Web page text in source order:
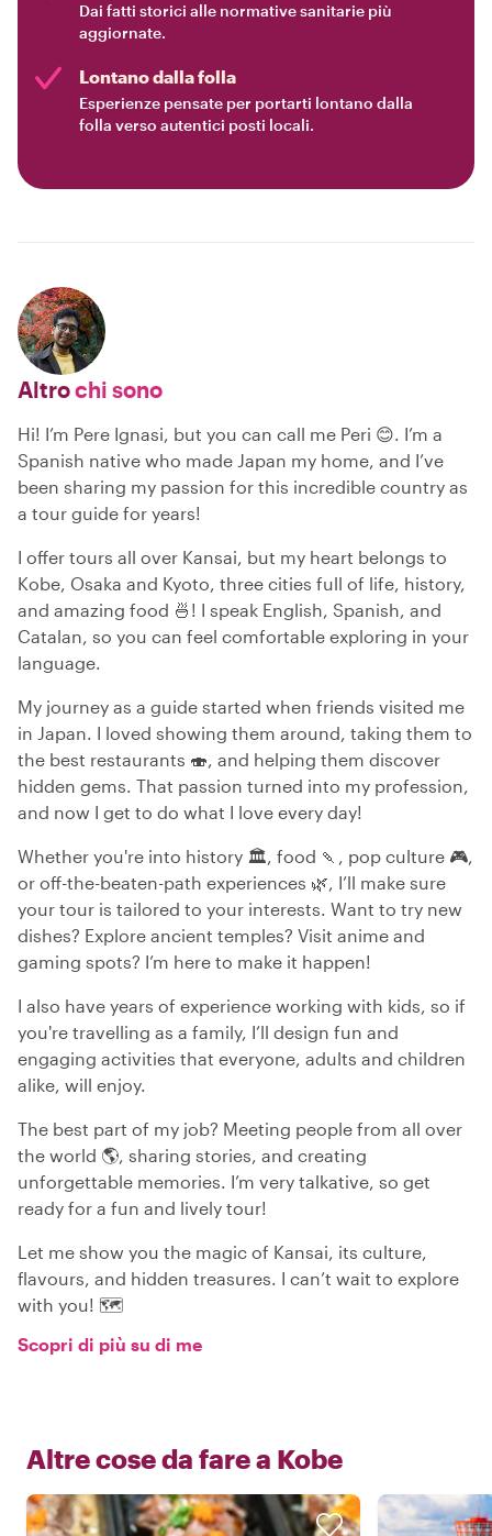
Dai fatti storici alle normative sanitarie più
aggiornate.
Lontano dalla folla
Esperienze pensate per portarti lontano dalla
folla verso autentici posti locali.
Altrochi sono
Hi! I’m Pere Ignasi, but you can call me Peri 😊. I’m a
Spanish native who made Japan my home, and I’ve
been sharing my passion for this incredible country as
a tour guide for years!
I offer tours all over Kansai, but my heart belongs to
Kobe, Osaka and Kyoto, three cities full of life, history,
and amazing food 🍜! I speak English, Spanish, and
Catalan, so you can feel comfortable exploring in your
language.
My journey as a guide started when friends visited me
in Japan. I loved showing them around, taking them to
the best restaurants 🍣, and helping them discover
hidden gems. That passion turned into my profession,
and now I get to do what I love every day!
Whether you're into history 🏛️, food 🍡, pop culture 🎮,
or off-the-beaten-path experiences 🌿, I’ll make sure
your tour is tailored to your interests. Want to try new
dishes? Explore ancient temples? Visit anime and
gaming spots? I’m here to make it happen!
I also have years of experience working with kids, so if
you're travelling as a family, I’ll design fun and
engaging activities that everyone, adults and children
alike, will enjoy.
The best part of my job? Meeting people from all over
the world 🌎, sharing stories, and creating
unforgettable memories. I’m very talkative, so get
ready for a fun and lively tour!
Let me show you the magic of Kansai, its culture,
flavours, and hidden treasures. I can’t wait to explore
with you! 🗺️
Scopri di più su di me
Altre cose da fare a Kobe